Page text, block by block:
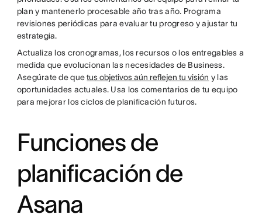
plan y mantenerlo procesable año tras año. Programa
revisiones periódicas para evaluar tu progreso y ajustar tu
estrategia.
Actualiza los cronogramas, los recursos o los entregables a
medida que evolucionan las necesidades de Business.
Asegúrate de quetus objetivos aún reflejen tu visión y las
oportunidades actuales. Usa los comentarios de tu equipo
para mejorar los ciclos de planificación futuros.
Funciones de
planificación de
Asana